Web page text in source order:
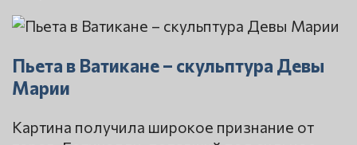
Пьета в Ватикане – скульптура Девы
Марии
Картина получила широкое признание от